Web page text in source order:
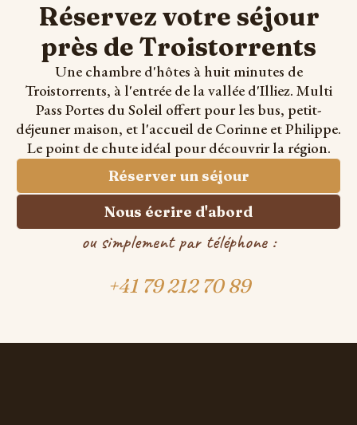
Réservez votre séjour
près de Troistorrents
Une chambre d'hôtes à huit minutes de
Troistorrents, à l'entrée de la vallée d'Illiez. Multi
Pass Portes du Soleil offert pour les bus, petit-
déjeuner maison, et l'accueil de Corinne et Philippe.
Le point de chute idéal pour découvrir la région.
Réserver un séjour
Nous écrire d'abord
ou simplement par téléphone :
+41 79 212 70 89